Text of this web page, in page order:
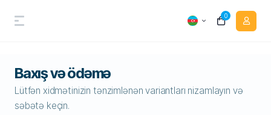
0
Baxış və ödəmə
Lütfən xidmətinizin tənzimlənən variantları nizamlayın və
səbətə keçin.